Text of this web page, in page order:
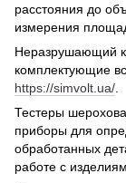
расстояния до
измерения
Неразрушающий
комплектующие
https://simvolt.ua/.
Тестеры
приборы для
обработанных
работе с